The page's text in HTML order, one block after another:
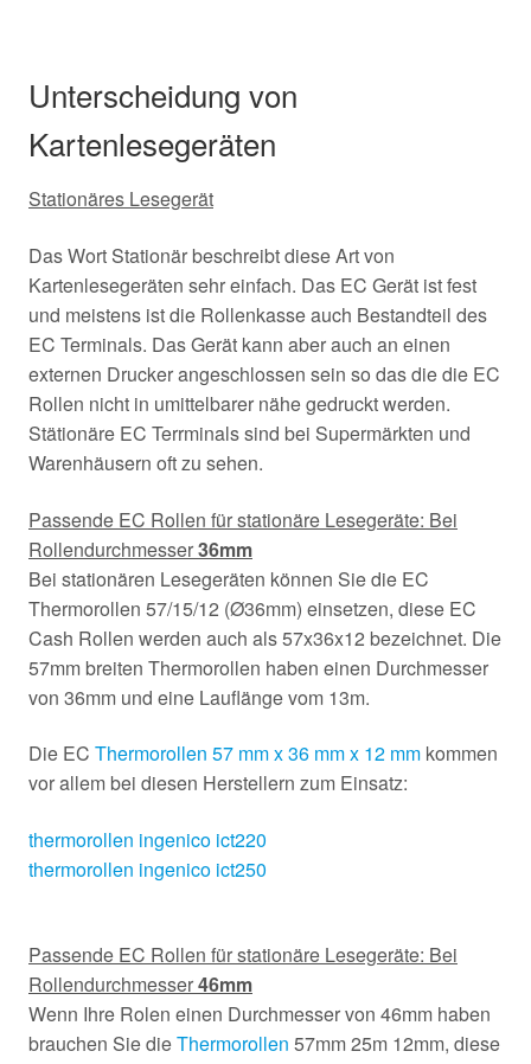
Unterscheidung von
Kartenlesegeräten
Stationäres Lesegerät
Das Wort Stationär beschreibt diese Art von
Kartenlesegeräten sehr einfach. Das EC Gerät ist fest
und meistens ist die Rollenkasse auch Bestandteil des
EC Terminals. Das Gerät kann aber auch an einen
externen Drucker angeschlossen sein so das die die EC
Rollen nicht in umittelbarer nähe gedruckt werden.
Stätionäre EC Terrminals sind bei Supermärkten und
Warenhäusern oft zu sehen.
Passende EC Rollen für stationäre Lesegeräte: Bei
Rollendurchmesser36mm
Bei stationären Lesegeräten können Sie die EC
Thermorollen 57/15/12 (Ø36mm) einsetzen, diese EC
Cash Rollen werden auch als 57x36x12 bezeichnet. Die
57mm breiten Thermorollen haben einen Durchmesser
von 36mm und eine Lauflänge vom 13m.
Die EC Thermorollen 57 mm x 36 mm x 12 mm kommen
vor allem bei diesen Herstellern zum Einsatz:
thermorollen ingenico ict220
thermorollen ingenico ict250
Passende EC Rollen für stationäre Lesegeräte: Bei
Rollendurchmesser46mm
Wenn Ihre Rolen einen Durchmesser von 46mm haben
brauchen Sie dieThermorollen 57mm 25m 12mm, diese